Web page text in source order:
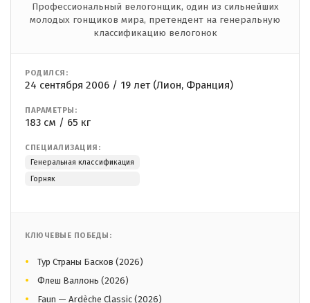
Профессиональный велогонщик, один из сильнейших
молодых гонщиков мира, претендент на генеральную
классификацию велогонок
РОДИЛСЯ:
24 сентября 2006 / 19 лет (Лион, Франция)
ПАРАМЕТРЫ:
183 см / 65 кг
СПЕЦИАЛИЗАЦИЯ:
Генеральная классификация
Горняк
КЛЮЧЕВЫЕ ПОБЕДЫ:
Тур Страны Басков (2026)
Флеш Валлонь (2026)
Faun — Ardèche Classic (2026)